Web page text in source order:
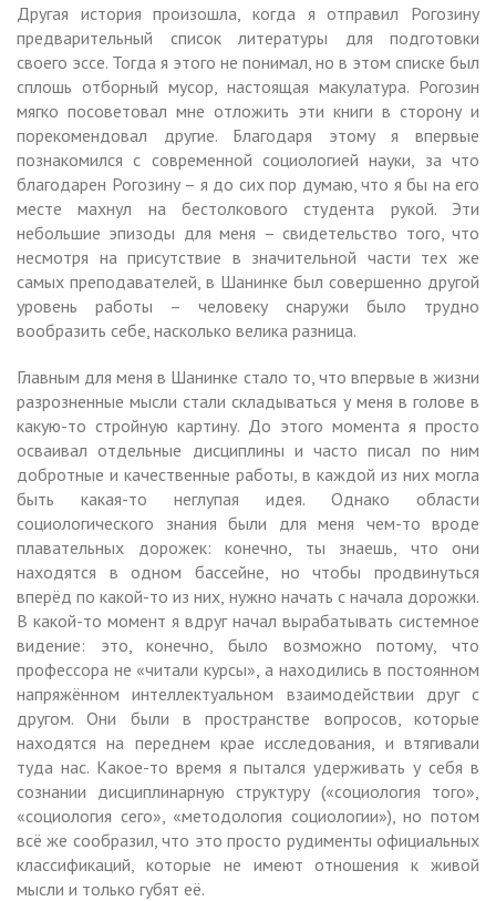
Другая история произошла, когда я отправил Рогозину
предварительный список литературы для подготовки
своего эссе. Тогда я этого не понимал, но в этом списке был
сплошь отборный мусор, настоящая макулатура. Рогозин
мягко посоветовал мне отложить эти книги в сторону и
порекомендовал другие. Благодаря этому я впервые
познакомился с современной социологией науки, за что
благодарен Рогозину – я до сих пор думаю, что я бы на его
месте махнул на бестолкового студента рукой. Эти
небольшие эпизоды для меня – свидетельство того, что
несмотря на присутствие в значительной части тех же
самых преподавателей, в Шанинке был совершенно другой
уровень работы – человеку снаружи было трудно
вообразить себе, насколько велика разница.
Главным для меня в Шанинке стало то, что впервые в жизни
разрозненные мысли стали складываться у меня в голове в
какую-то стройную картину. До этого момента я просто
осваивал отдельные дисциплины и часто писал по ним
добротные и качественные работы, в каждой из них могла
быть какая-то неглупая идея. Однако области
социологического знания были для меня чем-то вроде
плавательных дорожек: конечно, ты знаешь, что они
находятся в одном бассейне, но чтобы продвинуться
вперёд по какой-то из них, нужно начать с начала дорожки.
В какой-то момент я вдруг начал вырабатывать системное
видение: это, конечно, было возможно потому, что
профессора не «читали курсы», а находились в постоянном
напряжённом интеллектуальном взаимодействии друг с
другом. Они были в пространстве вопросов, которые
находятся на переднем крае исследования, и втягивали
туда нас. Какое-то время я пытался удерживать у себя в
сознании дисциплинарную структуру («социология того»,
«социология сего», «методология социологии»), но потом
всё же сообразил, что это просто рудименты официальных
классификаций, которые не имеют отношения к живой
мысли и только губят её.